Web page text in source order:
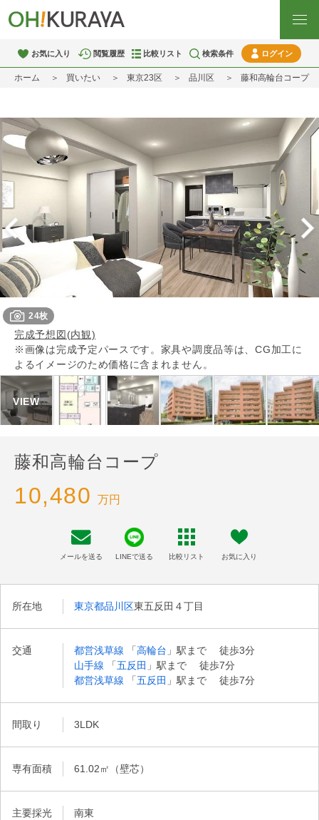
お気に入り 閲覧履歴 比較リスト 検索条件 ログイン
ホーム 買いたい 東京23区 品川区 藤和高輪台コープ
完成予想図(内観)
※画像は完成予定パースです。家具や調度品等は、CG加工に
よるイメージのため価格に含まれません。
24枚
藤和高輪台コープ
10,480 万円
所在地 東京都品川区東五反田４丁目
交通 都営浅草線 「高輪台 」駅まで 徒歩3分
山手線 「五反田 」駅まで 徒歩7分
都営浅草線 「五反田 」駅まで 徒歩7分
間取り 3LDK
専有面積 61.02㎡（壁芯）
主要採光
南東
メールを送る LINEで送る 比較リスト お気に入り